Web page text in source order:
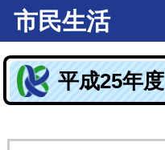
市民生活
平成25年度